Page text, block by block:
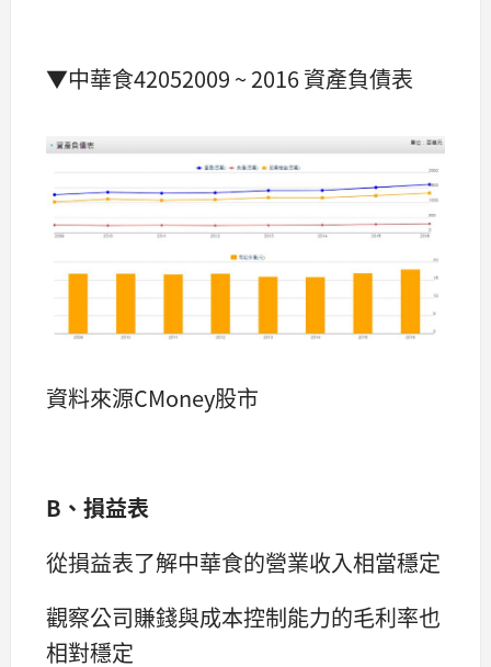
▼中華食42052009 ~ 2016 資產負債表
資料來源CMoney股市
B、損益表
從損益表了解中華食的營業收入相當穩定
觀察公司賺錢與成本控制能力的毛利率也
相對穩定